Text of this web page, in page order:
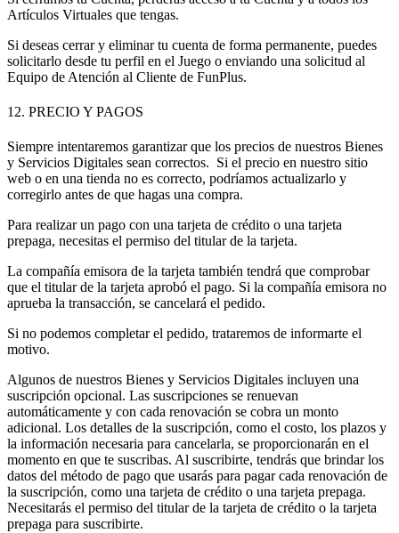
Artículos Virtuales que tengas.
Si deseas cerrar y eliminar tu cuenta de forma permanente, puedes
solicitarlo desde tu perfil en el Juego o enviando una solicitud al
Equipo de Atención al Cliente de FunPlus.
12. PRECIO Y PAGOS
Siempre intentaremos garantizar que los precios de nuestros Bienes
y Servicios Digitales sean correctos. Si el precio en nuestro sitio
web o en una tienda no es correcto, podríamos actualizarlo y
corregirlo antes de que hagas una compra.
Para realizar un pago con una tarjeta de crédito o una tarjeta
prepaga, necesitas el permiso del titular de la tarjeta.
La compañía emisora de la tarjeta también tendrá que comprobar
que el titular de la tarjeta aprobó el pago. Si la compañía emisora no
aprueba la transacción, se cancelará el pedido.
Si no podemos completar el pedido, trataremos de informarte el
motivo.
Algunos de nuestros Bienes y Servicios Digitales incluyen una
suscripción opcional. Las suscripciones se renuevan
automáticamente y con cada renovación se cobra un monto
adicional. Los detalles de la suscripción, como el costo, los plazos y
la información necesaria para cancelarla, se proporcionarán en el
momento en que te suscribas. Al suscribirte, tendrás que brindar los
datos del método de pago que usarás para pagar cada renovación de
la suscripción, como una tarjeta de crédito o una tarjeta prepaga.
Necesitarás el permiso del titular de la tarjeta de crédito o la tarjeta
prepaga para suscribirte.